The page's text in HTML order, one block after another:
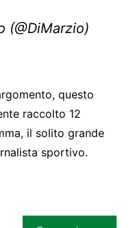
(@DiMarzio)
questo
raccolto 12
il solito grande
sportivo.